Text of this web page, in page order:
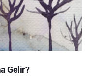
Gelir?